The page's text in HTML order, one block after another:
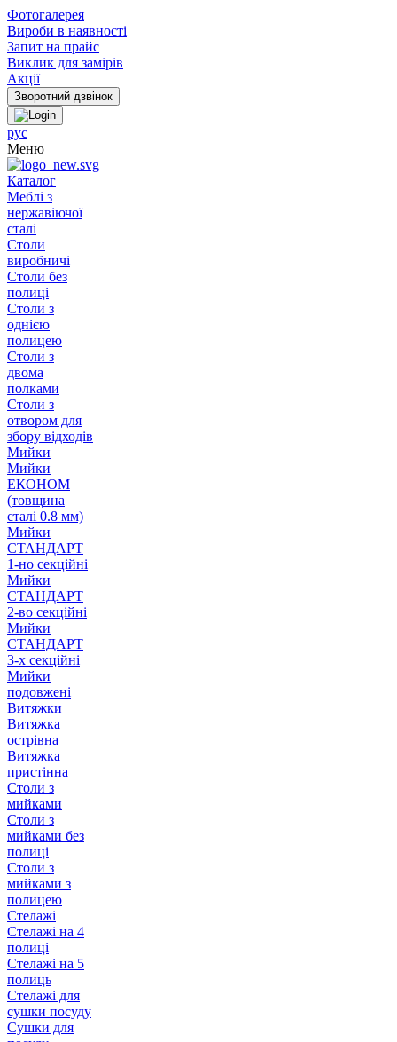
Фотогалерея
Вироби в наявності
Запит на прайс
Виклик для замірів
Акції
рус
Меню
Каталог
Меблі з
нержавіючої
сталі
Столи
виробничі
Столи без
полиці
Столи з
однією
полицею
Столи з
двома
полками
Столи з
отвором для
збору відходів
Мийки
Мийки
ЕКОНОМ
(товщина
сталі 0.8 мм)
Мийки
СТАНДАРТ
1-но секційні
Мийки
СТАНДАРТ
2-во секційні
Мийки
СТАНДАРТ
3-х секційні
Мийки
подовжені
Витяжки
Витяжка
острівна
Витяжка
пристінна
Столи з
мийками
Столи з
мийками без
полиці
Столи з
мийками з
полицею
Стелажі
Стелажі на 4
полиці
Стелажі на 5
полиць
Стелажі для
сушки посуду
Сушки для